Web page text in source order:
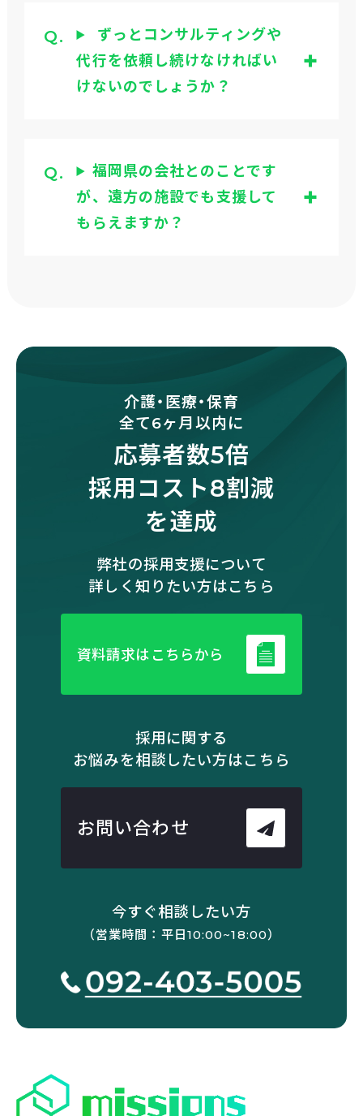
ずっとコンサルティングや
代行を依頼し続けなければい
けないのでしょうか？
福岡県の会社とのことです
が、遠方の施設でも支援して
もらえますか？
介護・医療・保育
全て6ヶ月以内に
応募者数5倍
採用コスト8割減
を達成
弊社の採用支援について
詳しく知りたい方はこちら
資料請求はこちらから
採用に関する
お悩みを相談したい方はこちら
お問い合わせ
今すぐ相談したい方
（営業時間：平日10:00~18:00）